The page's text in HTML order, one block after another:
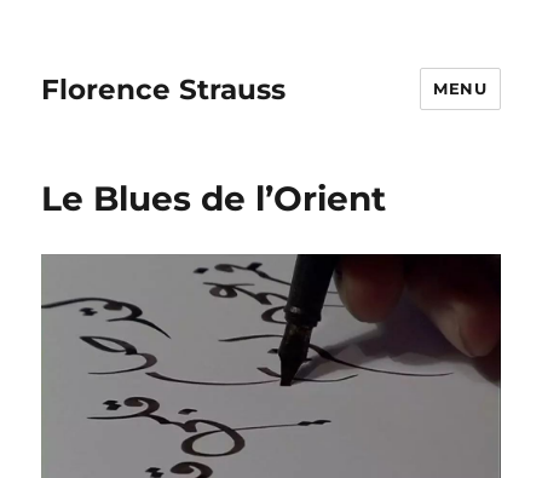
Florence Strauss MENU
Le Blues de l’Orient